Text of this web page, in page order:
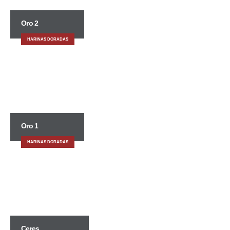
Oro 2
HARINAS DORADAS
Oro 1
HARINAS DORADAS